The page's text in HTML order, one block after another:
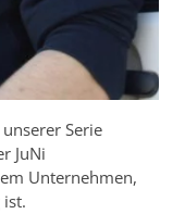
Serie
JuNi
Unternehmen,